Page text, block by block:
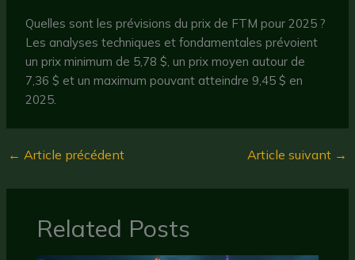
Quelles sont les prévisions du prix de FTM pour 2025 ?
Les analyses techniques et fondamentales prévoient
un prix minimum de 5,78 $, un prix moyen autour de
7,36 $ et un maximum pouvant atteindre 9,45 $ en
2025.
← Article précédent Article suivant →
Related Posts